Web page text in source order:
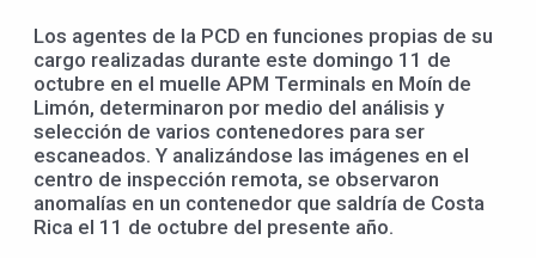
Los agentes de la PCD en funciones propias de su
cargo realizadas durante este domingo 11 de
octubre en el muelle APM Terminals en Moín de
Limón, determinaron por medio del análisis y
selección de varios contenedores para ser
escaneados. Y analizándose las imágenes en el
centro de inspección remota, se observaron
anomalías en un contenedor que saldría de Costa
Rica el 11 de octubre del presente año.